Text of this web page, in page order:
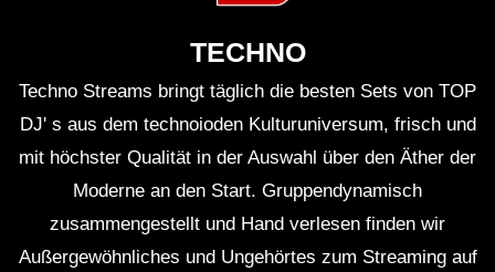
Basis-Infos: Was man über
Chillout-Musik wissen sollte
Chillout-Musik hat ihren Ursprung in den Lounges der
Clubs. Sie ist eng mit der Entwicklung der
elektronischen Musik verbunden und zeichnet sich
durch langsame Beats und sanfte Melodien aus. Anders
als bei der Clubmusik steht hier nicht der Tanz im
TECHNO
Techno Streams bringt täglich die besten Sets von TOP
DJ' s aus dem technoioden Kulturuniversum, frisch und
mit höchster Qualität in der Auswahl über den Äther der
Moderne an den Start. Gruppendynamisch
zusammengestellt und Hand verlesen finden wir
Außergewöhnliches und Ungehörtes zum Streaming auf